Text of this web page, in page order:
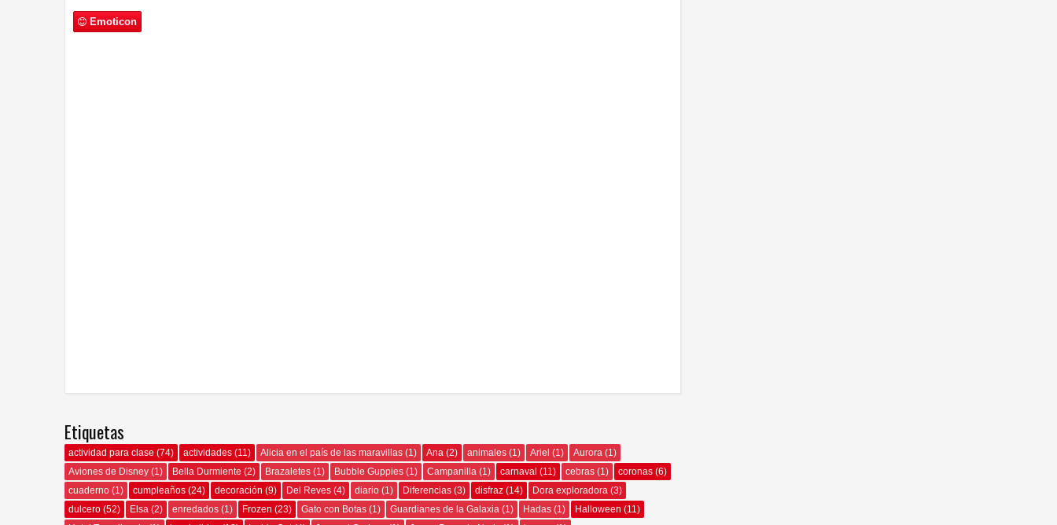
Emoticon
Etiquetas
actividad para clase (74) actividades (11) Alicia en el país de las maravillas (1) Ana (2) animales (1) Ariel (1) Aurora (1)
Aviones de Disney (1) Bella Durmiente (2) Brazaletes (1) Bubble Guppies (1) Campanilla (1) carnaval (11) cebras (1) coronas (6)
cuaderno (1) cumpleaños (24) decoración (9) Del Reves (4) diario (1) Diferencias (3) disfraz (14) Dora exploradora (3)
dulcero (52) Elsa (2) enredados (1) Frozen (23) Gato con Botas (1) Guardianes de la Galaxia (1) Hadas (1) Halloween (11)